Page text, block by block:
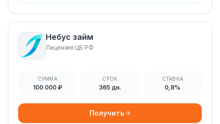
Небус займ
Лицензия ЦБ РФ
СУММА
100 000 ₽
СРОК
365 дн.
СТАВКА
0,8%
Получить